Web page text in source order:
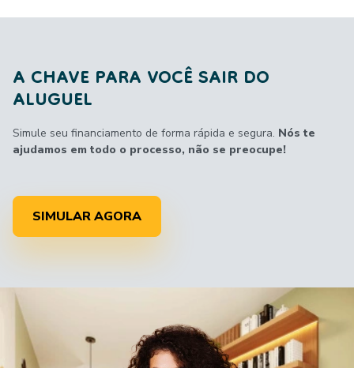
A CHAVE PARA VOCÊ SAIR DO
ALUGUEL
Simule seu financiamento de forma rápida e segura. Nós te
ajudamos em todo o processo, não se preocupe!
SIMULAR AGORA